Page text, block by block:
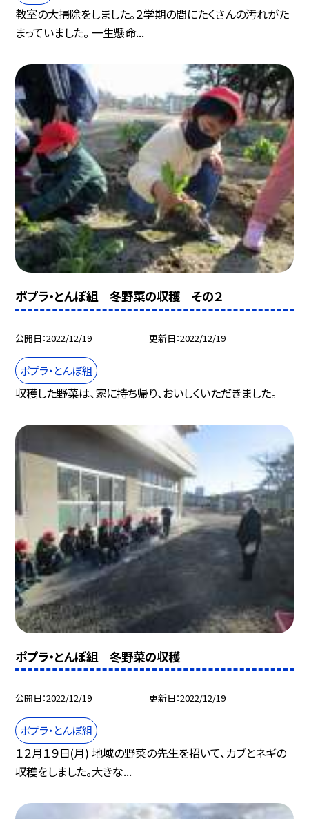
教室の大掃除をしました。２学期の間にたくさんの汚れがた
まっていました。 一生懸命...
ポプラ・とんぼ組 冬野菜の収穫 その２
公開日 2022/12/19 更新日 2022/12/19
ポプラ・とんぼ組
収穫した野菜は、家に持ち帰り、おいしくいただきました。
ポプラ・とんぼ組 冬野菜の収穫
公開日 2022/12/19 更新日 2022/12/19
ポプラ・とんぼ組
１２月１９日(月) 地域の野菜の先生を招いて、カブとネギの
収穫をしました。大きな...